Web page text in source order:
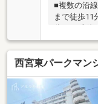
■複数の沿
まで徒歩11
4.7帖の洋
中もご家族
■トイレは
便座付き■
仕様■地上
で約340m
西宮東パークマン